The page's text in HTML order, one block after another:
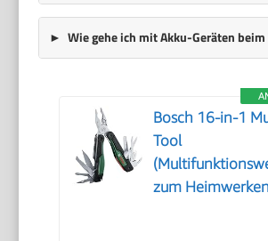
Wie gehe ich mit Akku-Geräten
Bosch 16-in-1
Tool
zum